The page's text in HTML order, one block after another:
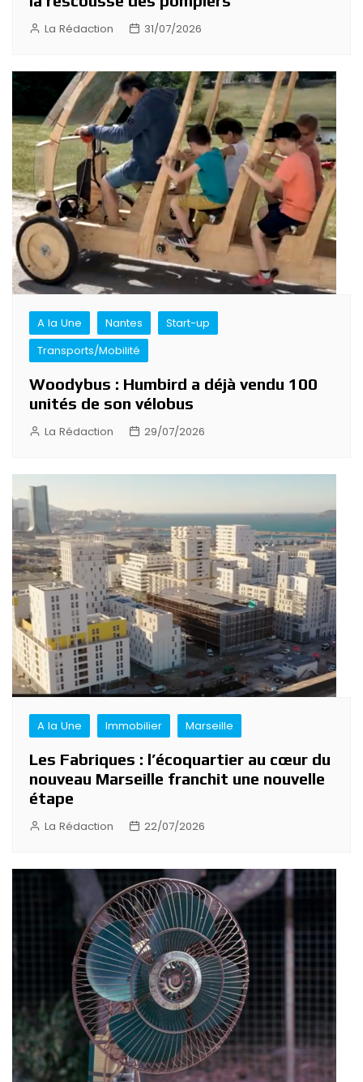
La Rédaction 31/07/2026
A la Une Nantes
Start-up
Transports/Mobilité
Woodybus : Humbird a déjà vendu 100
unités de son vélobus
La Rédaction 29/07/2026
A la Une Immobilier Marseille
Les Fabriques : l’écoquartier au cœur du
nouveau Marseille franchit une nouvelle
étape
La Rédaction 22/07/2026